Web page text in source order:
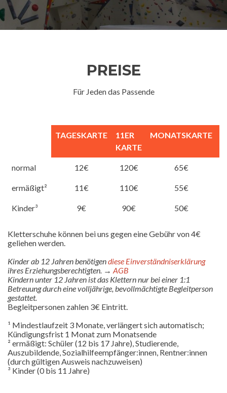
PREISE
Für Jeden das Passende
TAGESKARTE
11ER
KARTE
MONATSKARTE
normal 12€ 120€ 65€
ermäßigt² 11€ 110€ 55€
Kinder³ 9€ 90€ 50€
Kletterschuhe können bei uns gegen eine Gebühr von 4€
geliehen werden.
Kinder ab 12 Jahren benötigendiese Einverständniserklärung
ihres Erziehungsberechtigten. → AGB
Kindern unter 12 Jahren ist das Klettern nur bei einer 1:1
Betreuung durch eine volljährige, bevollmächtigte Begleitperson
gestattet.
Begleitpersonen zahlen 3€ Eintritt.
¹ Mindestlaufzeit 3 Monate, verlängert sich automatisch;
Kündigungsfrist 1 Monat zum Monatsende
² ermäßigt: Schüler (12 bis 17 Jahre), Studierende,
Auszubildende, Sozialhilfeempfänger:innen, Rentner:innen
(durch gültigen Ausweis nachzuweisen)
³ Kinder (0 bis 11 Jahre)